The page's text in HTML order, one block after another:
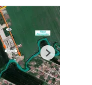
Next